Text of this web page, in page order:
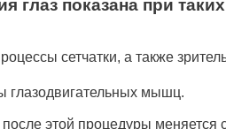
глаз показана при
сетчатки, а также
глазодвигательных мышц.
после этой процедуры